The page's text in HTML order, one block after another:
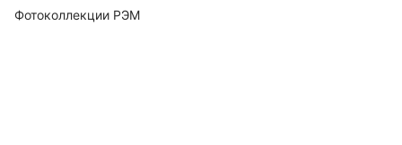
Фотоколлекции РЭМ